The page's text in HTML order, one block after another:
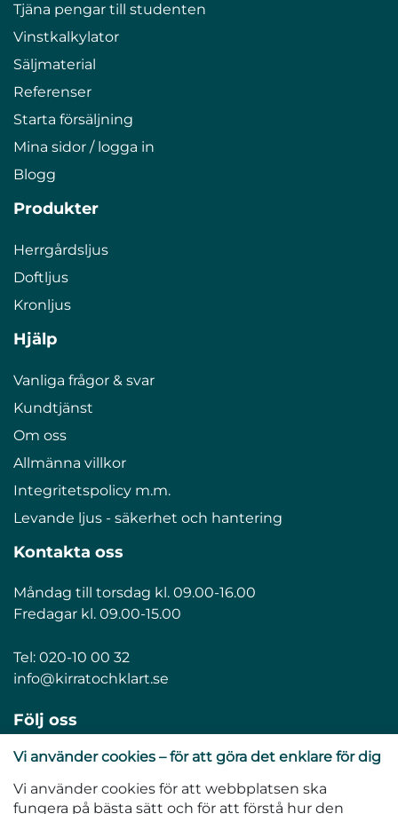
Tjäna pengar till studenten
Vinstkalkylator
Säljmaterial
Referenser
Starta försäljning
Mina sidor / logga in
Blogg
Produkter
Herrgårdsljus
Doftljus
Kronljus
Hjälp
Vanliga frågor & svar
Kundtjänst
Om oss
Allmänna villkor
Integritetspolicy m.m.
Levande ljus - säkerhet och hantering
Kontakta oss
Måndag till torsdag kl. 09.00-16.00
Fredagar kl. 09.00-15.00
Tel: 020-10 00 32
info@kirratochklart.se
Följ oss
Vi använder cookies – för att göra det enklare för dig
Vi använder cookies för att webbplatsen ska
fungera på bästa sätt och för att förstå hur den